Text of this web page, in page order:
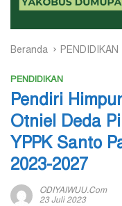
Beranda PENDIDIKAN
PENDIDIKAN
Pendiri
Otniel Deda
YPPK Santo
2023-2027
ODIYAIWUU.com
23 Juli 2023